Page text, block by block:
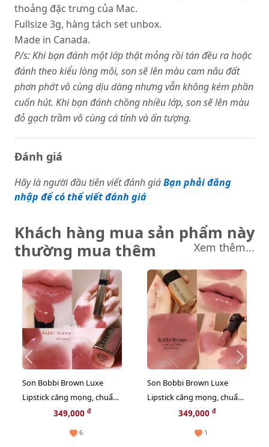
thoảng đặc trưng của Mac.
Fullsize 3g, hàng tách set unbox.
Made in Canada.
P/s: Khi bạn đánh một lớp thật mỏng rồi tán đều ra hoặc
đánh theo kiểu lòng môi, son sẽ lên màu cam nâu đất
phơn phớt vô cùng dịu dàng nhưng vẫn không kém phần
cuốn hút. Khi bạn đánh chồng nhiều lớp, son sẽ lên màu
đỏ gạch trầm vô cùng cá tính và ấn tượng.
Đánh giá
Hãy là người đầu tiên viết đánh giáBạn phải đăng
nhập để có thể viết đánh giá
Khách hàng mua sản phẩm này
thường mua thêm
Xem thêm...
Son Bobbi Brown Luxe
Lipstick căng mọng, chuẩn
màu, #4 Claret đỏ đất thời
349,000 đ
6
Son Bobbi Brown Luxe
Lipstick căng mọng, chuẩn
màu, #315 Neutral Rose
349,000 đ
1